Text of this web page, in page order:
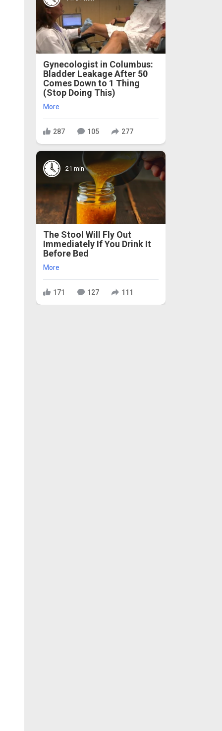
Gynecologist in Columbus:
Bladder Leakage After 50
Comes Down to 1 Thing
(Stop Doing This)
More
287 105 277
21 min
The Stool Will Fly Out
Immediately If You Drink It
Before Bed
More
171 127 111